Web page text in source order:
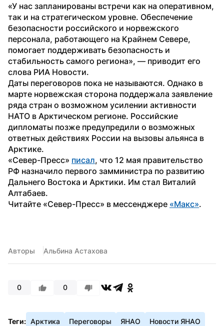
«У нас запланированы встречи как на оперативном,
так и на стратегическом уровне. Обеспечение
безопасности российского и норвежского
персонала, работающего на Крайнем Севере,
помогает поддерживать безопасность и
стабильность самого региона», — приводит его
слова РИА Новости.
Даты переговоров пока не называются. Однако в
марте норвежская сторона поддержала заявление
ряда стран о возможном усилении активности
НАТО в Арктическом регионе. Российские
дипломаты позже предупредили о возможных
ответных действиях России на вызовы альянса в
Арктике.
«Север-Пресс» писал, что 12 мая правительство
РФ назначило первого замминистра по развитию
Дальнего Востока и Арктики. Им стал Виталий
Алтабаев.
Читайте «Север-Пресс» в мессенджере «Макс».
Авторы Альбина Астахова
0 0
Теги: Арктика Переговоры ЯНАО Новости ЯНАО